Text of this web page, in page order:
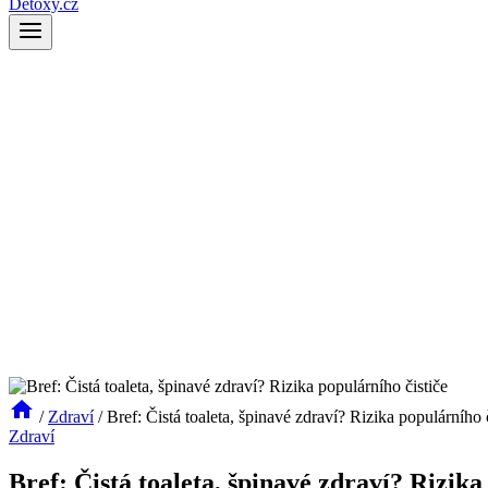
Detoxy.cz
/ Zdraví / Bref: Čistá toaleta, špinavé zdraví? Rizika populárního
Zdraví